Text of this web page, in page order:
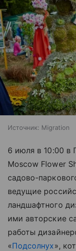
Источник: Migration
6 июля в 10:00 в
Moscow Flower
садово-
ведущие
ландшафтного
ими авторские
работы
«Подсолнух»,